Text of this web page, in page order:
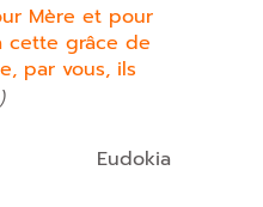
Mère et pour
cette grâce de
par vous, ils
Eudokia